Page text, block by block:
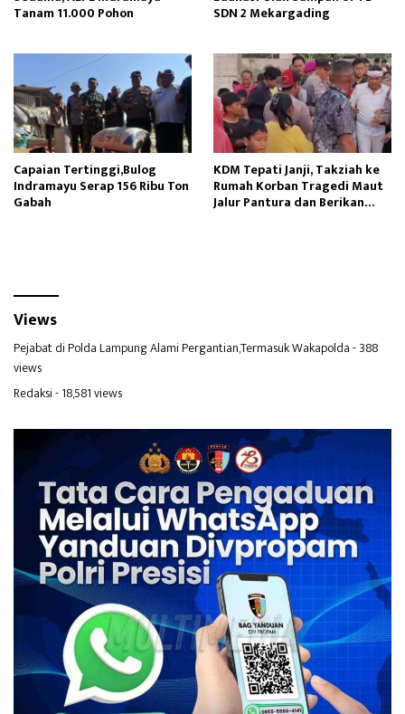
Tanam 11.000 Pohon SDN 2 Mekargading
Capaian Tertinggi,Bulog
Indramayu Serap 156 Ribu Ton
Gabah
KDM Tepati Janji, Takziah ke
Rumah Korban Tragedi Maut
Jalur Pantura dan Berikan
Views
Pejabat di Polda Lampung Alami Pergantian,Termasuk Wakapolda- 388
views
Redaksi- 18,581 views